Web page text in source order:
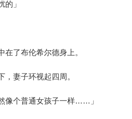
」
了布伦希尔德身上。
妻子环视起四周。
个普通女孩子一样……」